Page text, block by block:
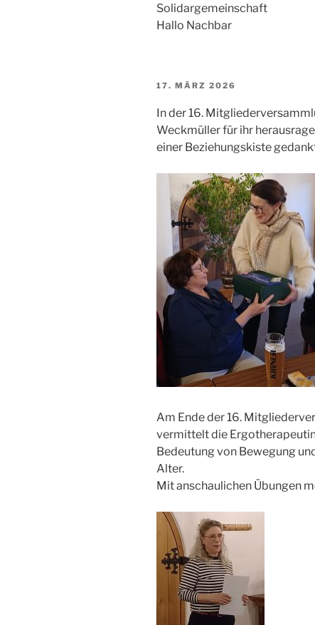
Solidargemeinschaft
Hallo Nachbar
VERÖFFENTLICHT
17. MÄRZ 2026
In der 16.
Weckmüller für ihr
einer Beziehungskiste
Am Ende der 16.
vermittelt die
Bedeutung von Bewegung
Alter.
Mit anschaulichen Übungen